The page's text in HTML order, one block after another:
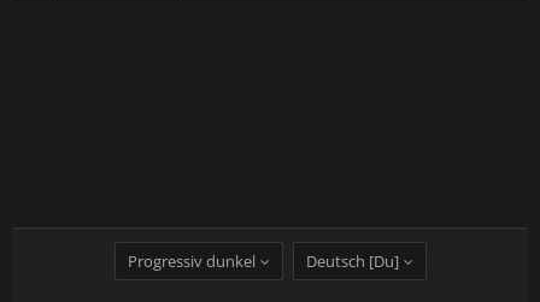
Progressiv dunkel Deutsch [Du]